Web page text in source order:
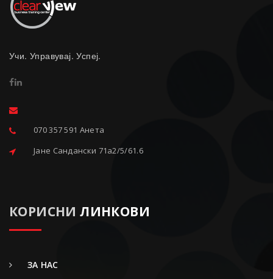
Учи. Управувај. Успеј.
070 357 591 Анета
Јане Сандански 71a2/5/61.6
КОРИСНИ ЛИНКОВИ
ЗА НАС